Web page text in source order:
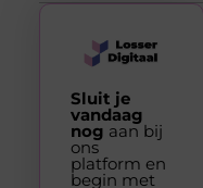
Sluit je
vandaag
nog aan bij
ons
platform en
begin met